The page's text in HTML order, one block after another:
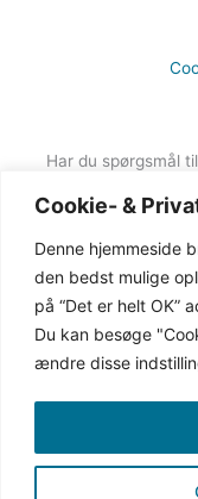
Cookie- &
Denne hjemmeside
den bedst mulige
på “Det er helt OK”
Du kan besøge
ændre disse
Har du spørgsmål
kan du gøre